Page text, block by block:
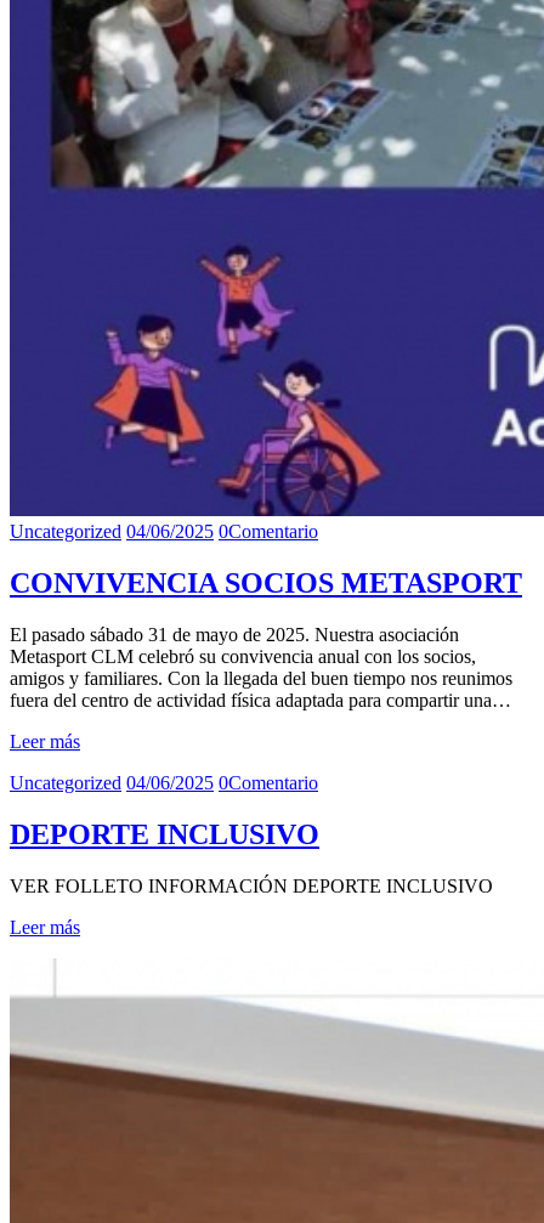
Uncategorized 04/06/2025 0Comentario
CONVIVENCIA SOCIOS METASPORT
El pasado sábado 31 de mayo de 2025. Nuestra asociación
Metasport CLM celebró su convivencia anual con los socios,
amigos y familiares. Con la llegada del buen tiempo nos reunimos
fuera del centro de actividad física adaptada para compartir una…
Leer más
Uncategorized 04/06/2025 0Comentario
DEPORTE INCLUSIVO
VER FOLLETO INFORMACIÓN DEPORTE INCLUSIVO
Leer más